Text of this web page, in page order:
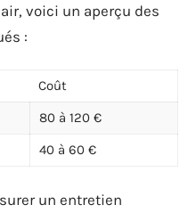
voici un aperçu des
:
Coût
80 à 120 €
40 à 60 €
un entretien